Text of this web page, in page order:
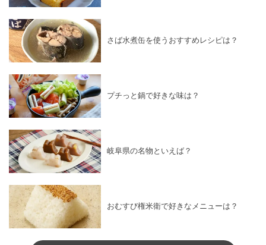
さば水煮缶を使うおすすめレシピは？
プチっと鍋で好きな味は？
岐阜県の名物といえば？
おむすび権米衛で好きなメニューは？